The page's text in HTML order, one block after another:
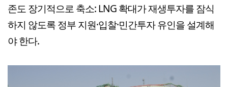
존도 장기적으로 축소: LNG 확대가 재생투자를 잠식
하지 않도록 정부 지원·입찰·민간투자 유인을 설계해
야 한다.